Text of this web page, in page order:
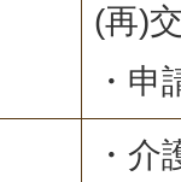
(再)
・
・